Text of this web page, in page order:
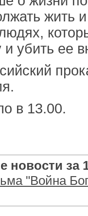
жить
и убить ее
в 13.00.
новости за
"Война